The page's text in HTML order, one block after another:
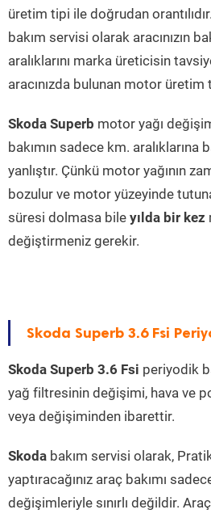
üretim tipi ile doğrudan
bakım servisi olarak aracınızın
aralıklarını marka üreticisin
aracınızda bulunan motor
Skoda Superb motor yağı
bakımın sadece km. aralıklarına
yanlıştır. Çünkü motor yağının
bozulur ve motor yüzeyinde
süresi dolmasa bile yılda bir kez
değiştirmeniz gerekir.
Skoda Superb 3.6 Fsi
Skoda Superb 3.6 Fsi periyodik
yağ filtresinin değişimi, hava ve
veya değişiminden ibarettir.
Skoda bakım servisi olarak,
yaptıracağınız araç bakımı
değişimleriyle sınırlı değildir.